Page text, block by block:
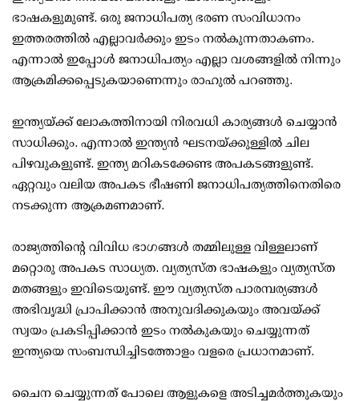
ഭാഷകളുമുണ്ട്. ഒരു ജനാധിപത്യ ഭരണ സംവിധാനം
ഇത്തരത്തില്‍ എല്ലാവര്‍ക്കും ഇടം നല്‍കുന്നതാകണം.
എന്നാല്‍ ഇപ്പോള്‍ ജനാധിപത്യം എല്ലാ വശങ്ങളില്‍ നിന്നും
ആക്രമിക്കപ്പെടുകയാണെന്നും രാഹുല്‍ പറഞ്ഞു.
ഇന്ത്യയ്ക്ക് ലോകത്തിനായി നിരവധി കാര്യങ്ങള്‍ ചെയ്യാന്‍
സാധിക്കും. എന്നാല്‍ ഇന്ത്യന്‍ ഘടനയ്ക്കുള്ളില്‍ ചില
പിഴവുകളുണ്ട്. ഇന്ത്യ മറികടക്കേണ്ട അപകടങ്ങളുണ്ട്.
ഏറ്റവും വലിയ അപകട ഭീഷണി ജനാധിപത്യത്തിനെതിരെ
നടക്കുന്ന ആക്രമണമാണ്.
രാജ്യത്തിന്റെ വിവിധ ഭാഗങ്ങള്‍ തമ്മിലുള്ള വിള്ളലാണ്
മറ്റൊരു അപകട സാധ്യത. വ്യത്യസ്ത ഭാഷകളും വ്യത്യസ്ത
മതങ്ങളും ഇവിടെയുണ്ട്. ഈ വ്യത്യസ്ത പാരമ്പര്യങ്ങള്‍
അഭിവൃദ്ധി പ്രാപിക്കാന്‍ അനുവദിക്കുകയും അവയ്ക്ക്
സ്വയം പ്രകടിപ്പിക്കാന്‍ ഇടം നല്‍കുകയും ചെയ്യുന്നത്
ഇന്ത്യയെ സംബന്ധിച്ചിടത്തോളം വളരെ പ്രധാനമാണ്.
ചൈന ചെയ്യുന്നത് പോലെ ആളുകളെ അടിച്ചമര്‍ത്തുകയും